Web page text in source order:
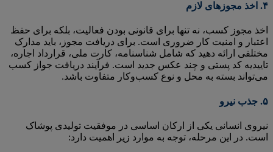
۴. اخذ مجوزهای لازم
اخذ مجوز کسب، نه تنها برای قانونی بودن فعالیت، بلکه برای حفظ
اعتبار و امنیت کار ضروری است. برای دریافت مجوز، باید مدارک
مختلفی ارائه دهید که شامل شناسنامه، کارت ملی، قرارداد اجاره،
تاییدیه کد پستی و چند عکس جدید است. فرآیند دریافت جواز کسب
می‌تواند بسته به محل و نوع کسب‌وکار متفاوت باشد.
۵. جذب نیرو
نیروی انسانی یکی از ارکان اساسی در موفقیت تولیدی پوشاک
است. در این مرحله، توجه به موارد زیر اهمیت دارد: